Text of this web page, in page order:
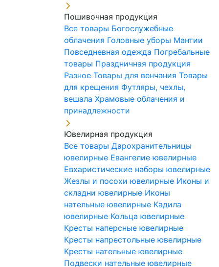
Пошивочная продукция
Все товары Богослужебные
облачения Головные уборы Мантии
Повседневная одежда Погребальные
товары Праздничная продукция
Разное Товары для венчания Товары
для крещения Футляры, чехлы,
вешала Храмовые облачения и
принадлежности
Ювелирная продукция
Все товары Дарохранительницы
ювелирные Евангелие ювелирные
Евхаристические наборы ювелирные
Жезлы и посохи ювелирные Иконы и
складни ювелирные Иконы
нательные ювелирные Кадила
ювелирные Кольца ювелирные
Кресты наперсные ювелирные
Кресты напрестольные ювелирные
Кресты нательные ювелирные
Подвески нательные ювелирные